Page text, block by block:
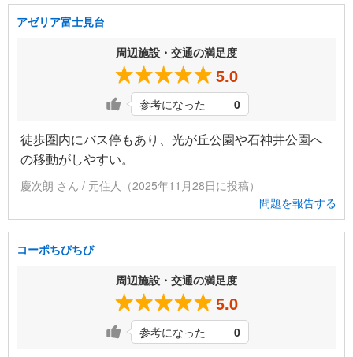
アゼリア富士見台
周辺施設・交通の満足度
5.0
参考になった 0
徒歩圏内にバス停もあり、光が丘公園や石神井公園へ
の移動がしやすい。
慶次朗 さん / 元住人（2025年11月28日に投稿）
問題を報告する
コーポちびちび
周辺施設・交通の満足度
5.0
参考になった 0